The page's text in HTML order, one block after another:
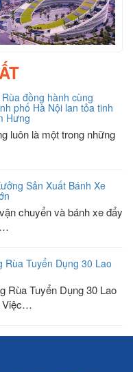
đồng hành cùng
phố Hà Nội lan tỏa tinh
Hưng
luôn là một trong những
Sản Xuất Bánh Xe
chuyển và bánh xe đẩy
Rùa Tuyển Dụng 30 Lao
Rùa Tuyển Dụng 30 Lao
Việc…